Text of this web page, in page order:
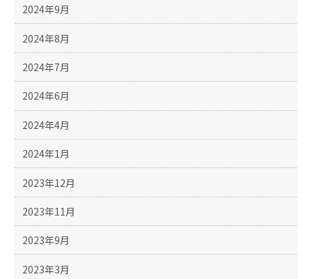
2024年9月
2024年8月
2024年7月
2024年6月
2024年4月
2024年1月
2023年12月
2023年11月
2023年9月
2023年3月